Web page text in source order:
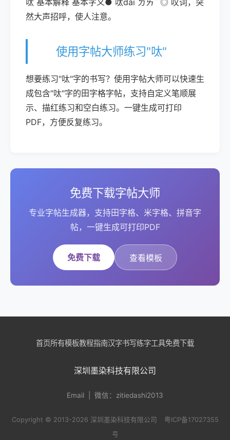
呔 基本解释 基本字义● 呔dāi ㄉㄞˉ ◎ 叹词，突
然大声招呼，使人注意。
使用字帖大师练习"呔"
想要练习"呔"字的书写？使用字帖大师可以快速生
成包含"呔"字的田字格字帖，支持自定义笔顺展
示、描红练习和空白练习。一键生成可打印
PDF，方便反复练习。
免费下载字帖大师
专业字帖生成器，支持田字格、米字格、拼音字
帖，一键生成可打印PDF
免费下载 查看模板
首页所有模板教程指南汉字书写练字工具免费下载
深圳墨染科技有限公司
Email | 微信：zitiedashi2013
Copyright © 2013-2026 深圳墨染科技有限公司
粤ICP备17027355
号